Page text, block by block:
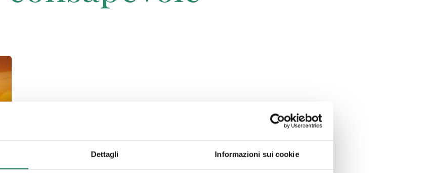
Dettagli Informazioni sui cookie